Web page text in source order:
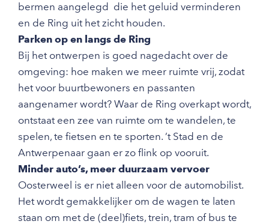
bermen aangelegd die het geluid verminderen
en de Ring uit het zicht houden.
Parken op en langs de Ring
Bij het ontwerpen is goed nagedacht over de
omgeving: hoe maken we meer ruimte vrij, zodat
het voor buurtbewoners en passanten
aangenamer wordt? Waar de Ring overkapt wordt,
ontstaat een zee van ruimte om te wandelen, te
spelen, te fietsen en te sporten. ’t Stad en de
Antwerpenaar gaan er zo flink op vooruit.
Minder auto’s, meer duurzaam vervoer
Oosterweel is er niet alleen voor de automobilist.
Het wordt gemakkelijker om de wagen te laten
staan om met de (deel)fiets, trein, tram of bus te